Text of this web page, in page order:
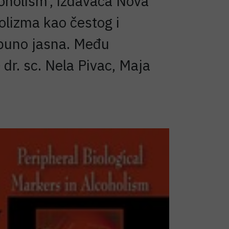
kao čestog i
jasna. Među
sc. Nela Pivac, Maja